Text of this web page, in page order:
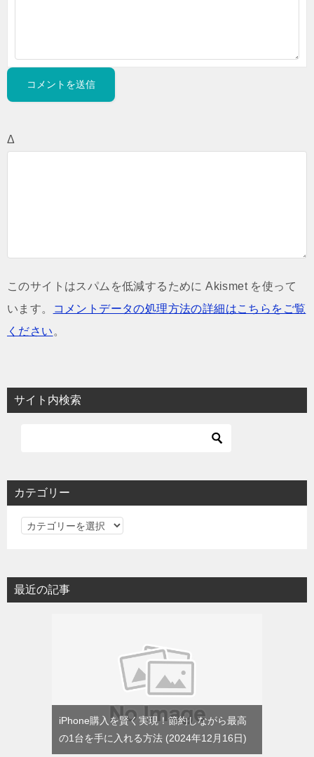
Δ
このサイトはスパムを低減するために Akismet を使って
います。
コメントデータの処理方法の詳細はこちらをご覧
ください 。
サイト内検索
カテゴリー
カ
リ
ー
最近の記事
iPhone購入を賢く実現！節約しながら最高
の1台を手に入れる方法
2024年12月16日